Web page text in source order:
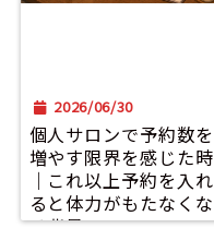
2026/06/30
個人サロンで予約数を
増やす限界を感じた時
｜これ以上予約を入れ
ると体力がもたなくな
る背景